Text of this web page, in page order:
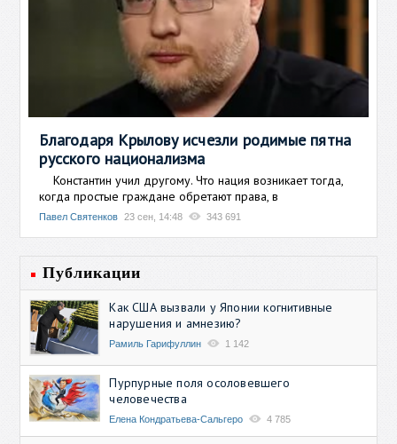
Благодаря Крылову исчезли родимые пятна
русского национализма
Константин учил другому. Что нация возникает тогда,
когда простые граждане обретают права, в
Павел Святенков 23 сен, 14:48 343 691
Публикации
Как США вызвали у Японии когнитивные
нарушения и амнезию?
Рамиль Гарифуллин 1 142
Пурпурные поля осоловевшего
человечества
Елена Кондратьева-Сальгеро 4 785